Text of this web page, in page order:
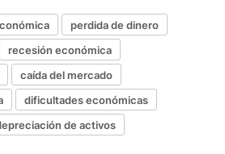
perdida de dinero
recesión económica
caída del mercado
dificultades económicas
de activos